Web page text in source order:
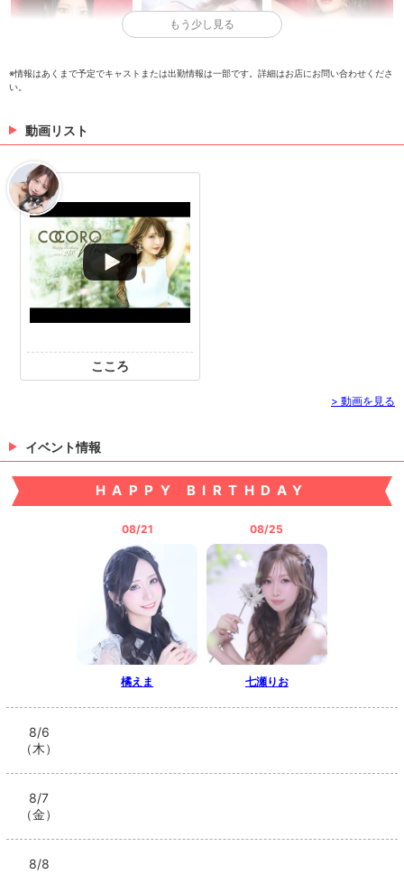
橘えま
もう少し見る
※情報はあくまで予定でキャストまたは出勤情報は一部です。詳細はお店にお問い合わせくださ
い。
動画リスト
こころ
> 動画を見る
イベント情報
HAPPY BIRTHDAY
08/21
橘えま
08/25
七瀬りお
8/6
（木）
8/7
（金）
8/8